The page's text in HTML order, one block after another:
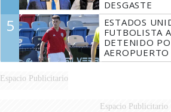
DESGASTE
5
ESTADOS
FUTBOLISTA
DETENIDO
Espacio Publicitario
Espacio Publicitario